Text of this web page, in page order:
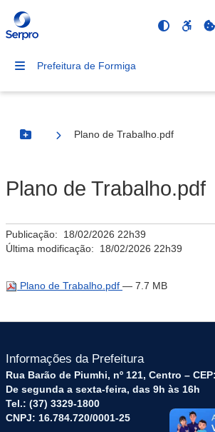
Prefeitura de Formiga
Botão Menu
Plano de Trabalho.pdf
Plano de Trabalho.pdf
Publicação: 18/02/2026 22h39
Última modificação: 18/02/2026 22h39
Plano de Trabalho.pdf — 7.7 MB
Informações da Prefeitura
Rua Barão de Piumhi, nº 121, Centro –
De segunda a sexta-feira, das 9h às 16h
Tel.: (37) 3329-1800
CNPJ: 16.784.720/0001-25